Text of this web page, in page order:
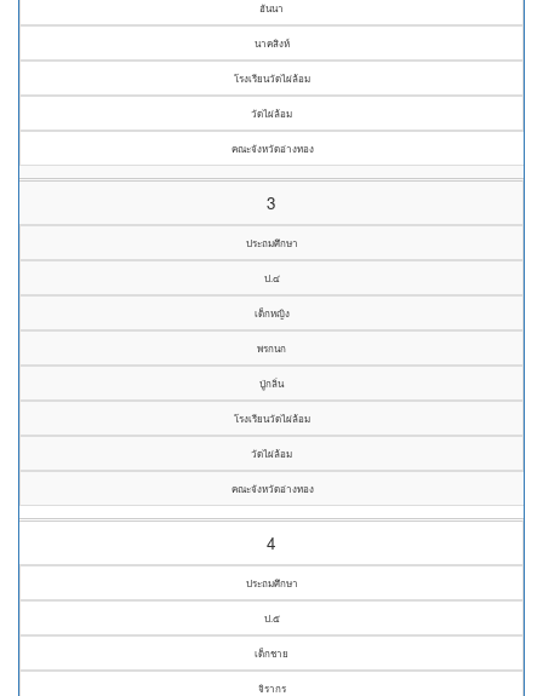
ฮันนา
นาคสิงห์
โรงเรียนวัดไผ่ล้อม
วัดไผ่ล้อม
คณะจังหวัดอ่างทอง
3
ประถมศึกษา
ป.๔
เด็กหญิง
พรกนก
ปู่กลิ่น
โรงเรียนวัดไผ่ล้อม
วัดไผ่ล้อม
คณะจังหวัดอ่างทอง
4
ประถมศึกษา
ป.๕
เด็กชาย
จิรากร